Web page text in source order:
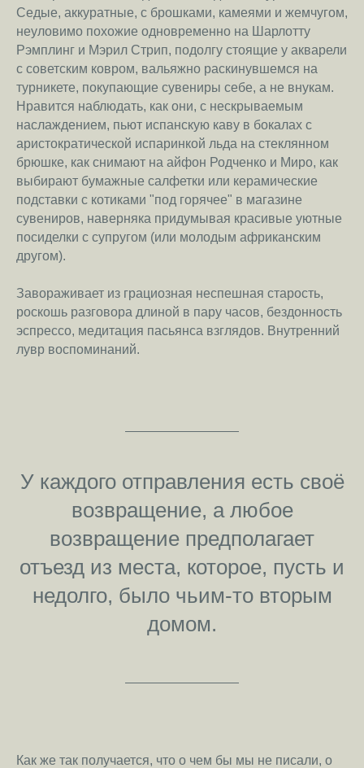
Седые, аккуратные, с брошками, камеями и жемчугом,
неуловимо похожие одновременно на Шарлотту
Рэмплинг и Мэрил Стрип, подолгу стоящие у акварели
с советским ковром, вальяжно раскинувшемся на
турникете, покупающие сувениры себе, а не внукам.
Нравится наблюдать, как они, с нескрываемым
наслаждением, пьют испанскую каву в бокалах с
аристократической испаринкой льда на стеклянном
брюшке, как снимают на айфон Родченко и Миро, как
выбирают бумажные салфетки или керамические
подставки с котиками "под горячее" в магазине
сувениров, наверняка придумывая красивые уютные
посиделки с супругом (или молодым африканским
другом).
Завораживает из грациозная неспешная старость,
роскошь разговора длиной в пару часов, бездонность
эспрессо, медитация пасьянса взглядов. Внутренний
лувр воспоминаний.
У каждого отправления есть своё
возвращение, а любое
возвращение предполагает
отъезд из места, которое, пусть и
недолго, было чьим-то вторым
домом.
Как же так получается, что о чем бы мы не писали, о